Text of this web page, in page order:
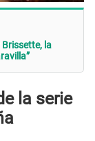
la
la serie